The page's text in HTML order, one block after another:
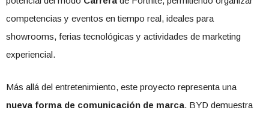
competencias y eventos en tiempo real, ideales para
showrooms, ferias tecnológicas y actividades de marketing
experiencial.
Más allá del entretenimiento, este proyecto representa una
nueva forma de comunicación de marca. BYD demuestra